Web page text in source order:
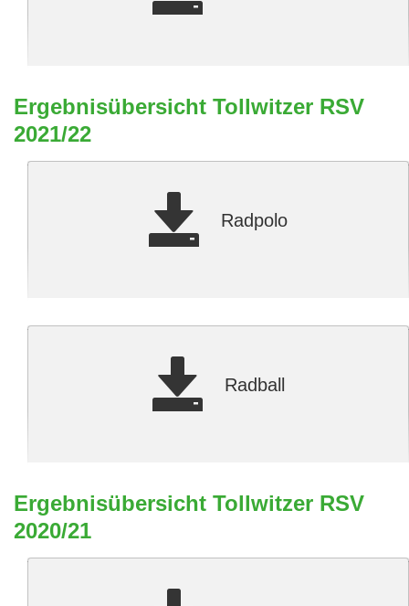
Ergebnisübersicht Tollwitzer RSV
2021/22
Radpolo
Radball
Ergebnisübersicht Tollwitzer RSV
2020/21